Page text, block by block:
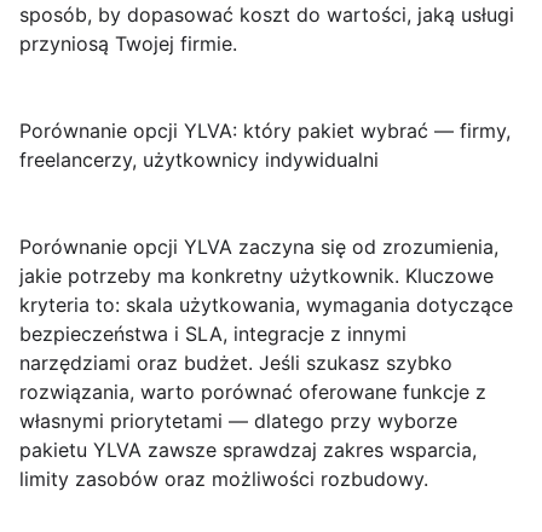
sposób, by dopasować koszt do wartości, jaką usługi
przyniosą Twojej firmie.
Porównanie opcji YLVA: który pakiet wybrać — firmy,
freelancerzy, użytkownicy indywidualni
Porównanie opcji YLVA zaczyna się od zrozumienia,
jakie potrzeby ma konkretny użytkownik. Kluczowe
kryteria to: skala użytkowania, wymagania dotyczące
bezpieczeństwa i SLA, integracje z innymi
narzędziami oraz budżet. Jeśli szukasz szybko
rozwiązania, warto porównać oferowane funkcje z
własnymi priorytetami — dlatego przy wyborze
pakietu YLVA zawsze sprawdzaj zakres wsparcia,
limity zasobów oraz możliwości rozbudowy.